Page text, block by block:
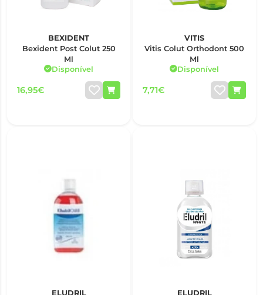
BEXIDENT
Bexident Post Colut 250
Ml
Disponível
16,95€
VITIS
Vitis Colut Orthodont 500
Ml
Disponível
7,71€
ELUDRIL ELUDRIL